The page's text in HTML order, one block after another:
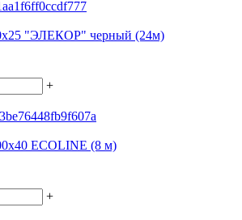
"ЭЛЕКОР" черный (24м)
+
ECOLINE (8 м)
+